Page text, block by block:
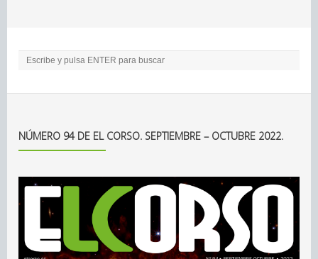
NÚMERO 94 DE EL CORSO. SEPTIEMBRE – OCTUBRE 2022.